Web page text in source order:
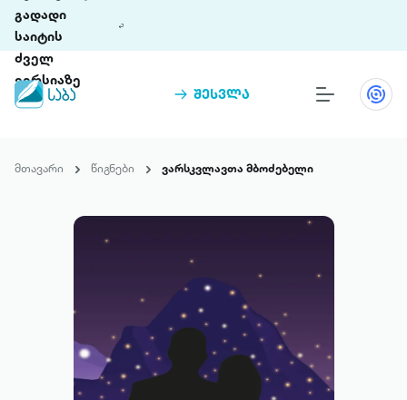
გადადი
საიტის
ძველ
ვერსიაზე
შესვლა
თინეთი 9 ციფრულ პლატფორმასა და 5
პაკეტები
მთავარი წიგნები ვარსკვლავთა მბოძებელი